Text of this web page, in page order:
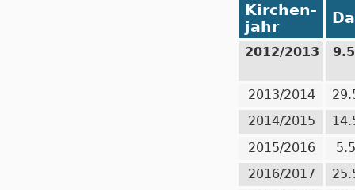
Kirchen-
jahr
2012/2013
2013/2014
2014/2015
2015/2016
2016/2017